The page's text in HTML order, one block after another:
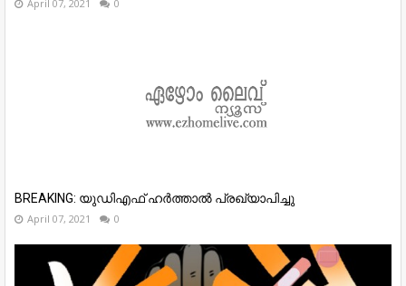
April 07, 2021 0
BREAKING: യുഡിഎഫ് ഹർത്താൽ പ്രഖ്യാപിച്ചു
April 07, 2021 0